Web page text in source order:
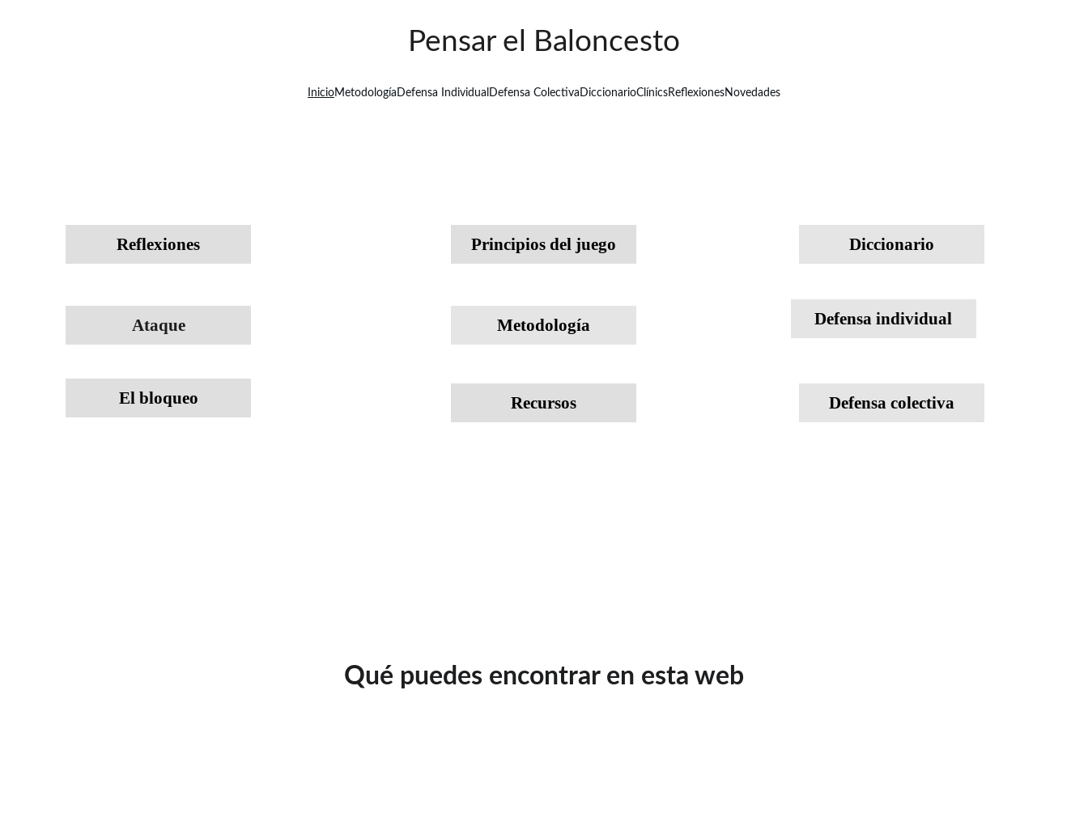
Pensar el Baloncesto
InicioMetodología Defensa Individual Defensa Colectiva DiccionarioClínicsReflexionesNovedades
Defensa colectiva
Defensa individual
Diccionario
Principios del juego
Metodología
Recursos
Reflexiones
Ataque
El bloqueo
Qué puedes encontrar en esta web